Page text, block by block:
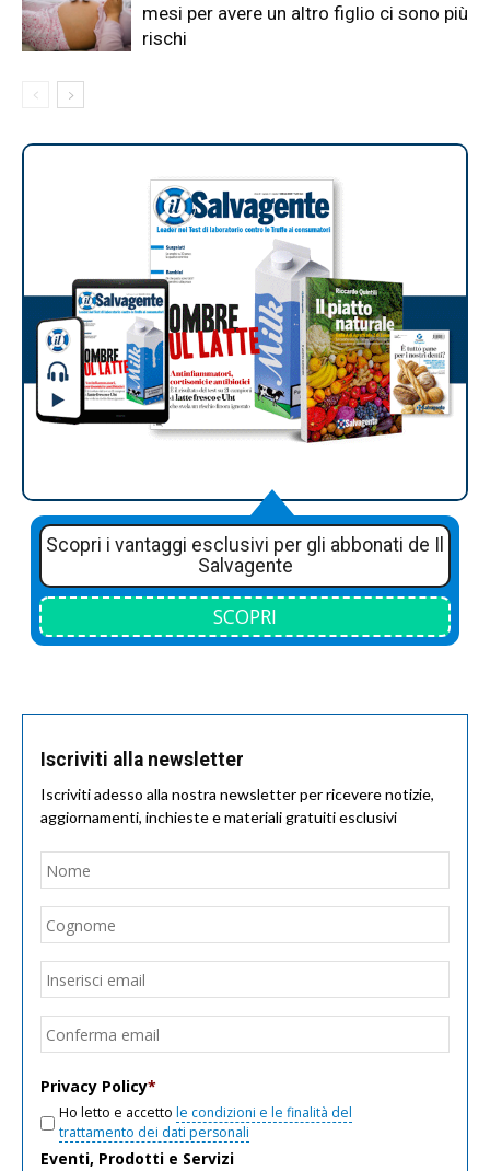
mesi per avere un altro figlio ci sono più
rischi
Scopri i vantaggi esclusivi per gli abbonati de Il
Salvagente
SCOPRI
Iscriviti alla newsletter
Iscriviti adesso alla nostra newsletter per ricevere notizie,
aggiornamenti, inchieste e materiali gratuiti esclusivi
Nome
Email
Privacy Policy*
Ho letto e accetto le condizioni e le finalità del
trattamento dei dati personali
Eventi, Prodotti e Servizi